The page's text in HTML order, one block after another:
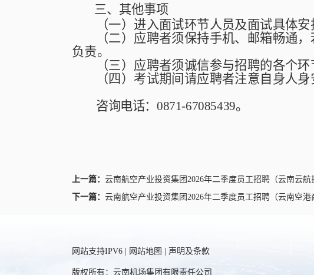
三、 其他事项
（一） 进入面试环节人员及面试具体安
（二） 应聘者须保持手机、邮箱畅通
负责。
（三） 应聘者须诚信参与招聘的各个
（ 四） 考试期间请应聘者注意自身人身
咨询电话：0871-67085439。
上一篇： 云南航空产业投资集团2026年二季度员工招聘（云南云
下一篇： 云南航空产业投资集团2026年二季度员工招聘（云南空
网站支持IPV6 | 网站地图 声明及条款
版权所有：云南机场集团有限责任公司